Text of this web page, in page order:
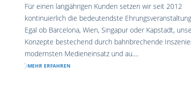
Für einen langjährigen Kunden setzen wir seit 2012
kontinuierlich die bedeutendste
Egal ob Barcelona, Wien, Singapur oder Kapstadt,
Konzepte bestechend durch bahnbrechende
modernsten Medieneinsatz und au....
MEHR ERFAHREN